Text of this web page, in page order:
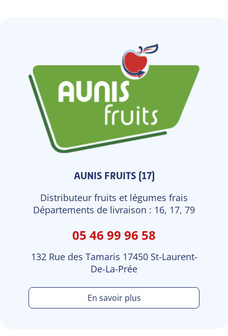
AUNIS FRUITS (17)
Distributeur fruits et légumes frais
Départements de livraison : 16, 17, 79
05 46 99 96 58
132 Rue des Tamaris 17450 St-Laurent-
De-La-Prée
En savoir plus